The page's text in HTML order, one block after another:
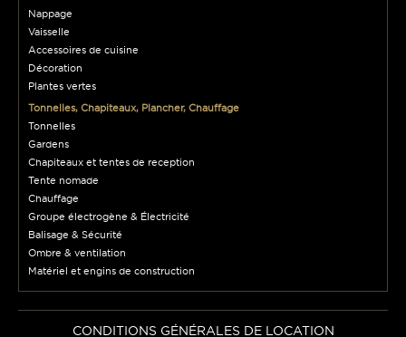
Nappage
Vaisselle
Accessoires de cuisine
Décoration
Plantes vertes
Tonnelles, Chapiteaux, Plancher, Chauffage
Tonnelles
Gardens
Chapiteaux et tentes de reception
Tente nomade
Chauffage
Groupe électrogène & Électricité
Balisage & Sécurité
Ombre & ventilation
Matériel et engins de construction
CONDITIONS GÉNÉRALES DE LOCATION